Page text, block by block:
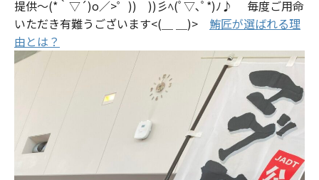
提供～(*｀▽´)o／>゜)) ))彡ﾍ(ﾟ▽､ﾟ*)ﾉ♪ 毎度ご用命
いただき有難うございます<(＿ ＿)> 鮪匠が選ばれる理
由とは？